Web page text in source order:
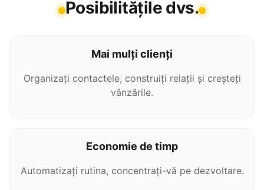
Posibilitățile dvs.
Mai mulți clienți
Organizați contactele, construiți relații și creșteți
vânzările.
Economie de timp
Automatizați rutina, concentrați-vă pe dezvoltare.